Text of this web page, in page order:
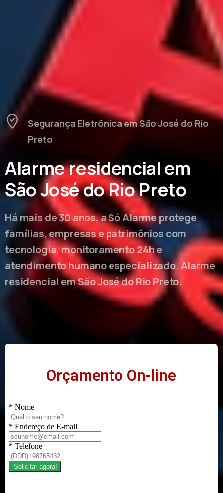
Segurança Eletrônica em São José do Rio
Preto
Alarme residencial em
São José do Rio Preto
Há mais de 30 anos, a Só Alarme protege
famílias, empresas e patrimônios com
tecnologia, monitoramento 24h e
atendimento humano especializado. Alarme
residencial em São José do Rio Preto.
Orçamento On-line